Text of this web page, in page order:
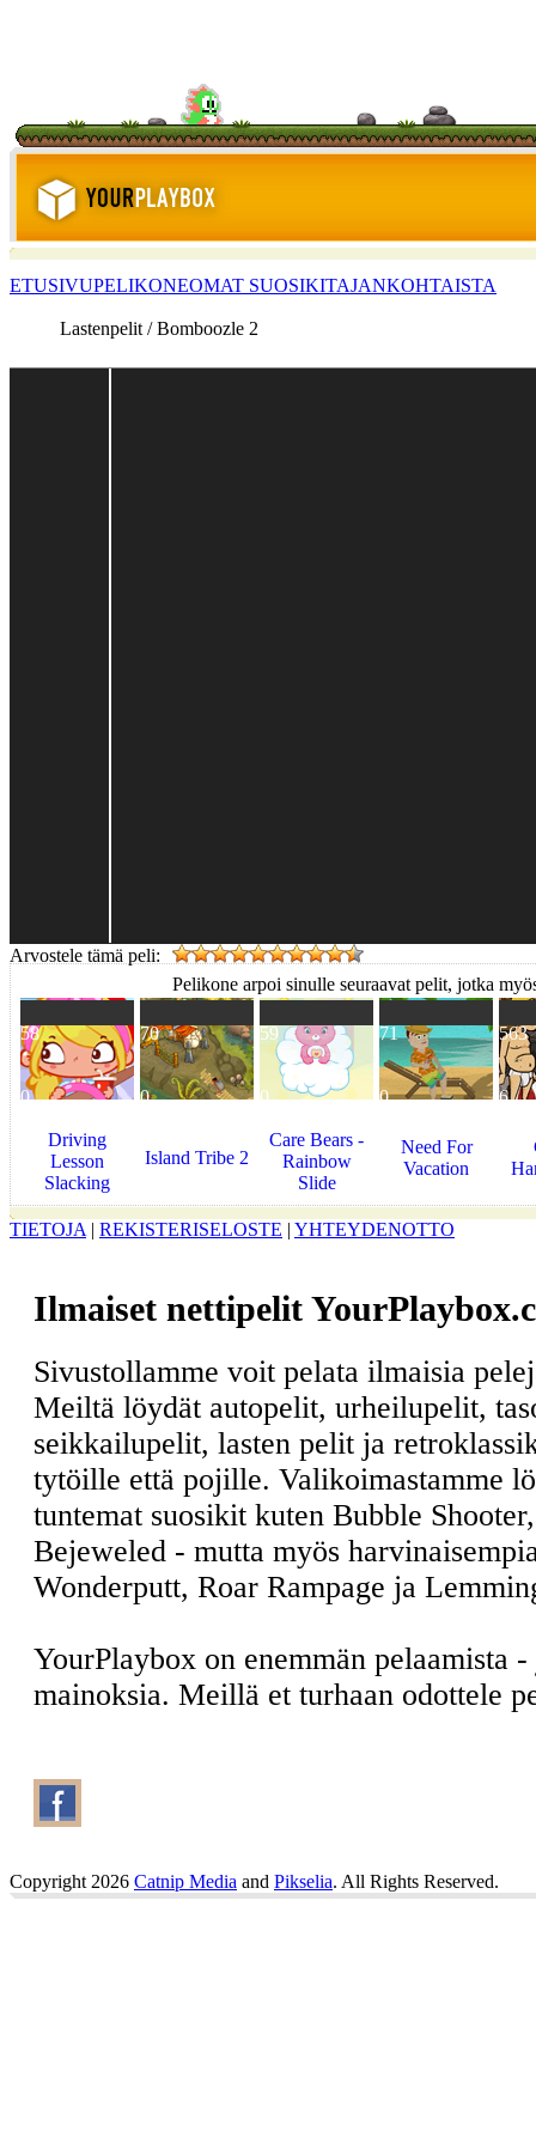
ETUSIVUPELIKONEOMAT SUOSIKITAJANKOHTAISTA
Lastenpelit / Bomboozle 2
Arvostele tämä peli:
Pelikone arpoi sinulle seuraavat pelit, jotka
58
0
Driving
Lesson
Slacking
70
0
Island Tribe 2
59
0
Care Bears -
Rainbow
Slide
71
0
Need For
Vacation
563
6
TIETOJA | REKISTERISELOSTE | YHTEYDENOTTO
Ilmaiset nettipelit
Sivustollamme voit pelata ilmaisia
Meiltä löydät autopelit, urheilupelit,
seikkailupelit, lasten pelit ja
tytöille että pojille. Valikoimastamme
tuntemat suosikit kuten Bubble
Bejeweled - mutta myös
Wonderputt, Roar Rampage ja
YourPlaybox on enemmän pelaamista
mainoksia. Meillä et turhaan odottele
Copyright 2026 Catnip Media and Pikselia. All Rights Reserved.